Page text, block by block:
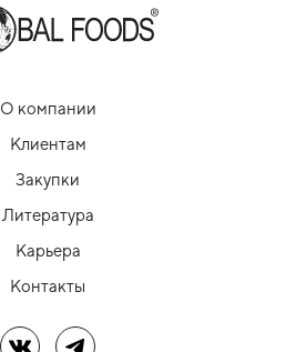
О компании
Клиентам
Закупки
Литература
Карьера
Контакты